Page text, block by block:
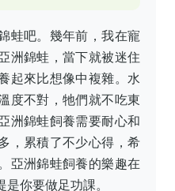
蛙吧。幾年前，我在寵
洲錦蛙，當下就被迷住
起來比想像中複雜。水
度不對，牠們就不吃東
洲錦蛙飼養需要耐心和
，累積了不少心得，希
亞洲錦蛙飼養的樂趣在
你要做足功課。